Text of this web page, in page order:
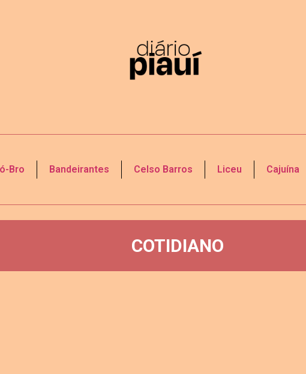
Bro Bandeirantes Celso Barros Liceu Cajuína
COTIDIANO